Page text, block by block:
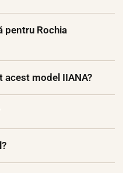
pentru Rochia
acest model IIANA?